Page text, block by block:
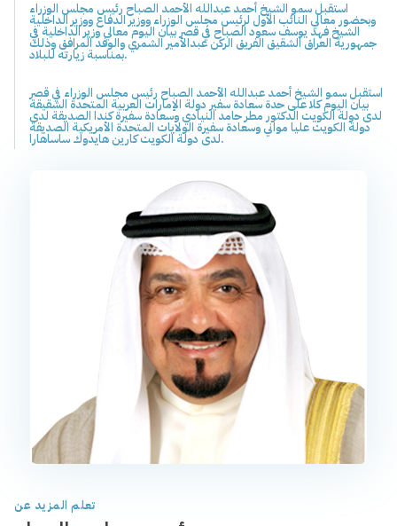
استقبل سمو الشيخ أحمد عبدالله الأحمد الصباح رئيس مجلس الوزراء
وبحضور معالي النائب الأول لرئيس مجلس الوزراء ووزير الدفاع ووزير الداخلية
الشيخ فهد يوسف سعود الصباح في قصر بيان اليوم معالي وزير الداخلية في
جمهورية العراق الشقيق الفريق الركن عبدالأمير الشمري والوفد المرافق وذلك
بمناسبة زيارته للبلاد.
استقبل سمو الشيخ أحمد عبدالله الأحمد الصباح رئيس مجلس الوزراء في قصر
بيان اليوم كلا على حدة سعادة سفير دولة الإمارات العربية المتحدة الشقيقة
لدى دولة الكويت الدكتور مطر حامد النيادي وسعادة سفيرة كندا الصديقة لدى
دولة الكويت عليا مواني وسعادة سفيرة الولايات المتحدة الأمريكية الصديقة
لدى دولة الكويت كارين هايدوك ساساهارا.
تعلم المزيد عن